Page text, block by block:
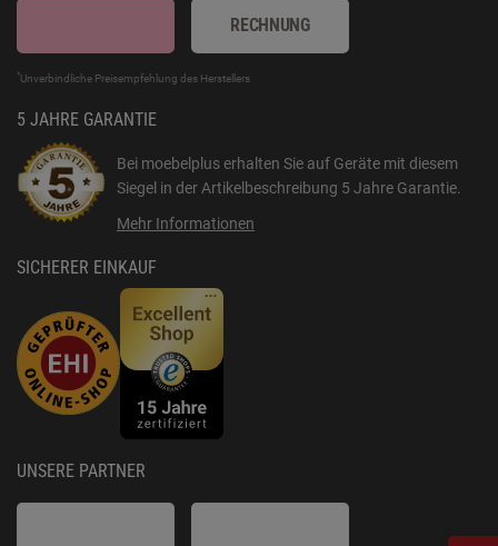
RECHNUNG
*Unverbindliche Preisempfehlung des Herstellers
5 JAHRE GARANTIE
Bei moebelplus erhalten Sie auf Geräte mit diesem
Siegel in der Artikelbeschreibung 5 Jahre Garantie.
Mehr Informationen
SICHERER EINKAUF
UNSERE PARTNER